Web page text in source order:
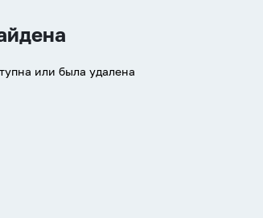
или была удалена